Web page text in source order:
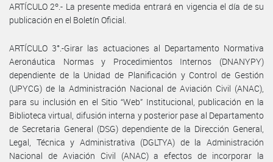
ARTÍCULO 2º.- La presente medida entrará en vigencia el día de su
publicación en el Boletín Oficial.
ARTÍCULO 3°.-Girar las actuaciones al Departamento Normativa
Aeronáutica Normas y Procedimientos Internos (DNANYPY)
dependiente de la Unidad de Planificación y Control de Gestión
(UPYCG) de la Administración Nacional de Aviación Civil (ANAC),
para su inclusión en el Sitio “Web” Institucional, publicación en la
Biblioteca virtual, difusión interna y posterior pase al Departamento
de Secretaria General (DSG) dependiente de la Dirección General,
Legal, Técnica y Administrativa (DGLTYA) de la Administración
Nacional de Aviación Civil (ANAC) a efectos de incorporar la